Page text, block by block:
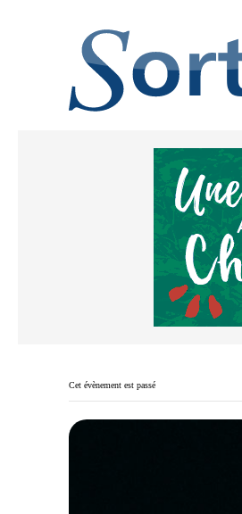
Cet évènement est passé